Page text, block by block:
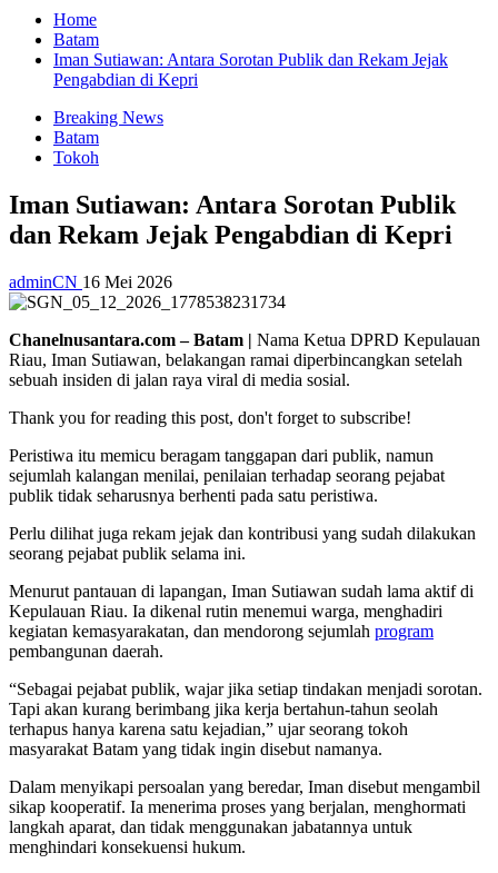
Home
Batam
Iman Sutiawan: Antara Sorotan Publik dan Rekam Jejak
Pengabdian di Kepri
Breaking News
Batam
Tokoh
Iman Sutiawan: Antara Sorotan Publik
dan Rekam Jejak Pengabdian di Kepri
adminCN 16 Mei 2026
Chanelnusantara.com – Batam | Nama Ketua DPRD Kepulauan
Riau, Iman Sutiawan, belakangan ramai diperbincangkan setelah
sebuah insiden di jalan raya viral di media sosial.
Thank you for reading this post, don't forget to subscribe!
Peristiwa itu memicu beragam tanggapan dari publik, namun
sejumlah kalangan menilai, penilaian terhadap seorang pejabat
publik tidak seharusnya berhenti pada satu peristiwa.
Perlu dilihat juga rekam jejak dan kontribusi yang sudah dilakukan
seorang pejabat publik selama ini.
Menurut pantauan di lapangan, Iman Sutiawan sudah lama aktif di
Kepulauan Riau. Ia dikenal rutin menemui warga, menghadiri
kegiatan kemasyarakatan, dan mendorong sejumlah program
pembangunan daerah.
“Sebagai pejabat publik, wajar jika setiap tindakan menjadi sorotan.
Tapi akan kurang berimbang jika kerja bertahun-tahun seolah
terhapus hanya karena satu kejadian,” ujar seorang tokoh
masyarakat Batam yang tidak ingin disebut namanya.
Dalam menyikapi persoalan yang beredar, Iman disebut mengambil
sikap kooperatif. Ia menerima proses yang berjalan, menghormati
langkah aparat, dan tidak menggunakan jabatannya untuk
menghindari konsekuensi hukum.